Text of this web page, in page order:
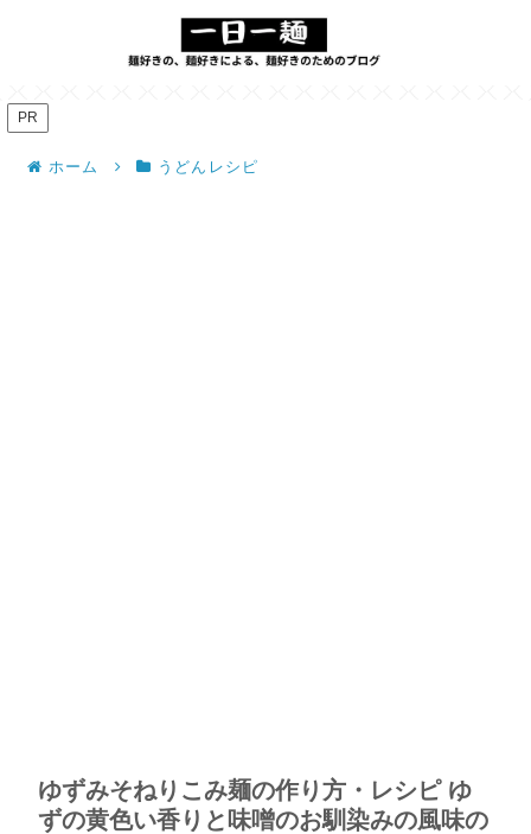
PR
ホーム うどんレシピ
ゆずみそねりこみ麺の作り方・レシピ ゆ
ずの黄色い香りと味噌のお馴染みの風味の